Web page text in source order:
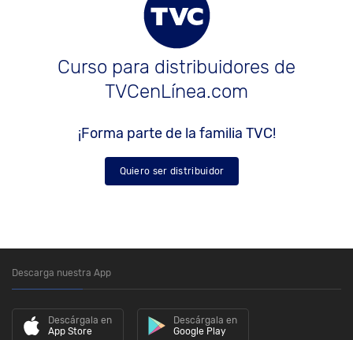
Curso para distribuidores de
TVCenLínea.com
¡Forma parte de la familia TVC!
Quiero ser distribuidor
Descarga nuestra App
Descárgala en
App Store
Descárgala en
Google Play